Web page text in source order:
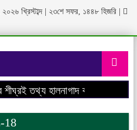
খ্রিস্টাব্দ | ২৩শে সফর, ১৪৪৮ হিজরি
তথ্য হালনাগাদ করা হবে।
18